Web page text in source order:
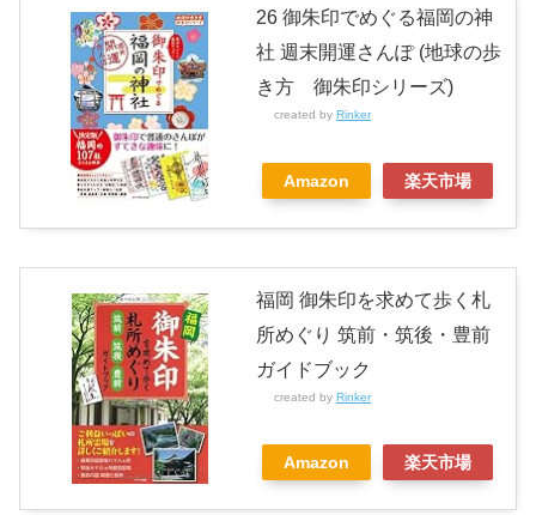
26 御朱印でめぐる福岡の神
社 週末開運さんぽ (地球の歩
き方 御朱印シリーズ)
created by Rinker
Amazon 楽天市場
福岡 御朱印を求めて歩く札
所めぐり 筑前・筑後・豊前
ガイドブック
created by Rinker
Amazon 楽天市場